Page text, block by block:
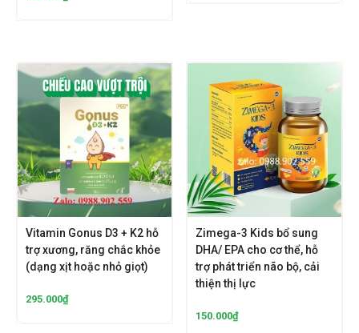
Vitamin Gonus D3 + K2 hỗ
trợ xương, răng chắc khỏe
(dạng xịt hoặc nhỏ giọt)
295.000₫
Zimega-3 Kids bổ sung
DHA/ EPA cho cơ thể, hỗ
trợ phát triển não bộ, cải
thiện thị lực
150.000₫